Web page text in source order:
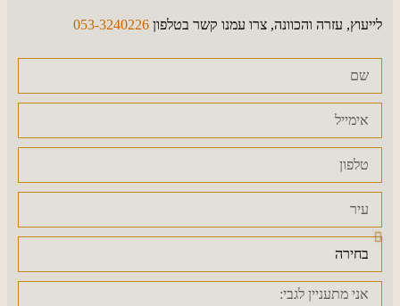
לייעוץ, עזרה והכוונה, צרו עמנו קשר בטלפון 053-3240226